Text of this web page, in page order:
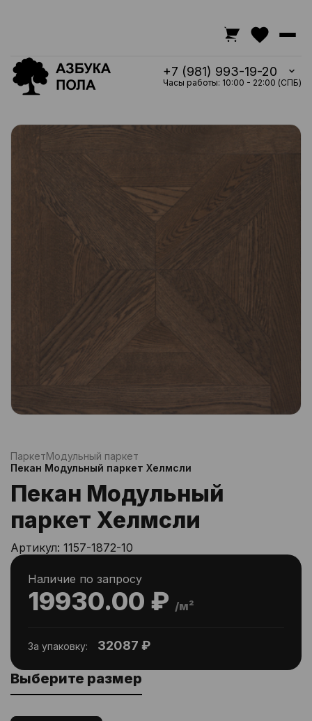
+7 (981) 993-19-20
Часы работы: 10:00 - 22:00 (СПБ)
ПаркетМодульный паркет
Пекан Модульный паркет Хелмсли
Пекан Модульный
паркет Хелмсли
Артикул: 1157-1872-10
19930.00 ₽ /м²
Наличие по запросу
За упаковку: 32087 ₽
Выберите размер